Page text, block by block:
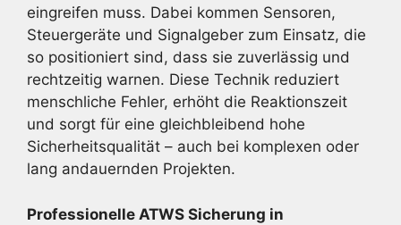
eingreifen muss. Dabei kommen Sensoren,
Steuergeräte und Signalgeber zum Einsatz, die
so positioniert sind, dass sie zuverlässig und
rechtzeitig warnen. Diese Technik reduziert
menschliche Fehler, erhöht die Reaktionszeit
und sorgt für eine gleichbleibend hohe
Sicherheitsqualität – auch bei komplexen oder
lang andauernden Projekten.
Professionelle ATWS Sicherung in